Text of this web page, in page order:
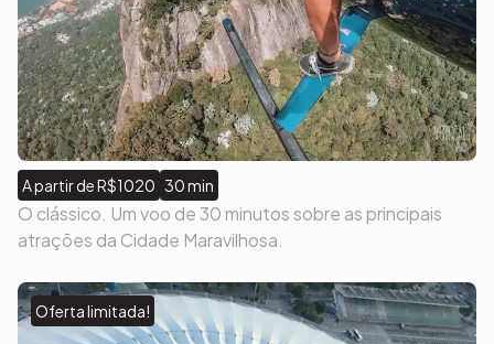
A partir de R$1020 30 min
O clássico. Um voo de 30 minutos sobre as principais
atrações da Cidade Maravilhosa.
Oferta limitada!